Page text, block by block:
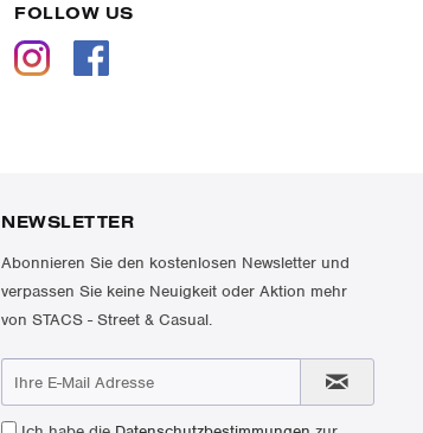
FOLLOW US
NEWSLETTER
Abonnieren Sie den kostenlosen Newsletter und
verpassen Sie keine Neuigkeit oder Aktion mehr
von STACS - Street & Casual.